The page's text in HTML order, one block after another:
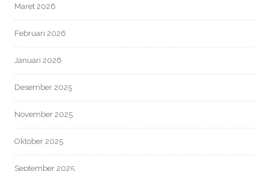
Maret 2026
Februari 2026
Januari 2026
Desember 2025
November 2025
Oktober 2025
September 2025